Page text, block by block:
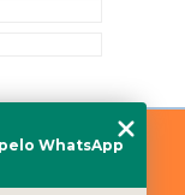
02/1998)WhatsApp